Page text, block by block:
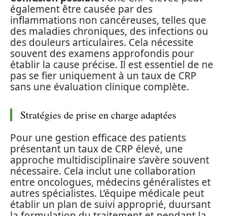
également être causée par des
inflammations non cancéreuses, telles que
des maladies chroniques, des infections ou
des douleurs articulaires. Cela nécessite
souvent des examens approfondis pour
établir la cause précise. Il est essentiel de ne
pas se fier uniquement à un taux de CRP
sans une évaluation clinique complète.
Stratégies de prise en charge adaptées
Pour une gestion efficace des patients
présentant un taux de CRP élevé, une
approche multidisciplinaire s’avère souvent
nécessaire. Cela inclut une collaboration
entre oncologues, médecins généralistes et
autres spécialistes. L’équipe médicale peut
établir un plan de suivi approprié, duursant